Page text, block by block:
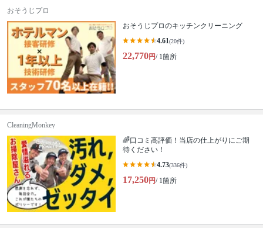
おそうじプロ
おそうじプロのキッチンクリーニング
4.61(20件)
22,770円/ 1箇所
CleaningMonkey
🌈口コミ高評価！当店の仕上がりにご期
待ください！
4.73(336件)
17,250円/ 1箇所